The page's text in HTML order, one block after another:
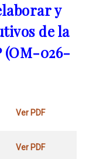
y
de la
(OM-026-
Ver PDF
Ver PDF